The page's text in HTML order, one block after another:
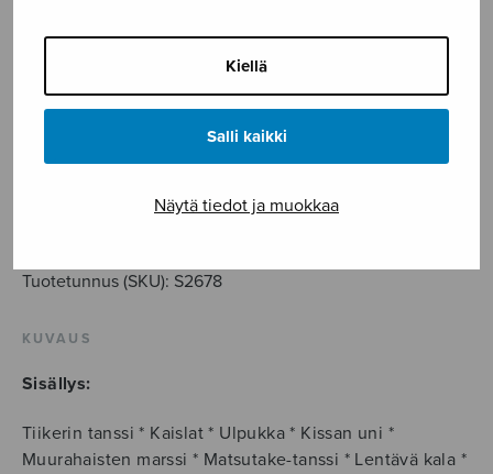
Kiellä
Salli kaikki
Näytä tiedot ja muokkaa
Maiju Roine
31,20€
Fantasiakappaleita
LISÄÄ OSTOSKORIIN
Tuotetunnus (SKU): S2678
KUVAUS
Sisällys:
Tiikerin tanssi * Kaislat * Ulpukka * Kissan uni *
Muurahaisten marssi * Matsutake-tanssi * Lentävä kala *